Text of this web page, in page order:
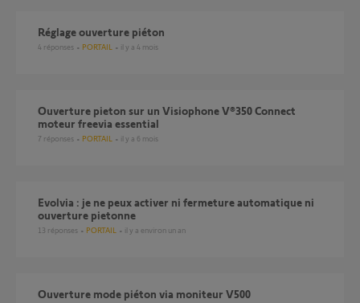
Réglage ouverture piéton
4 réponses PORTAIL il y a 4 mois
Ouverture pieton sur un Visiophone V®350 Connect
moteur freevia essential
7 réponses PORTAIL il y a 6 mois
Evolvia : je ne peux activer ni fermeture automatique ni
ouverture pietonne
13 réponses PORTAIL il y a environ un an
ouverture mode piéton via moniteur V500